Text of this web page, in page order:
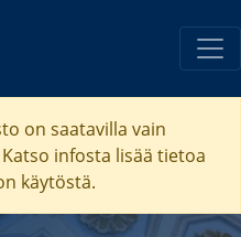
on saatavilla vain
infosta lisää tietoa
käytöstä.